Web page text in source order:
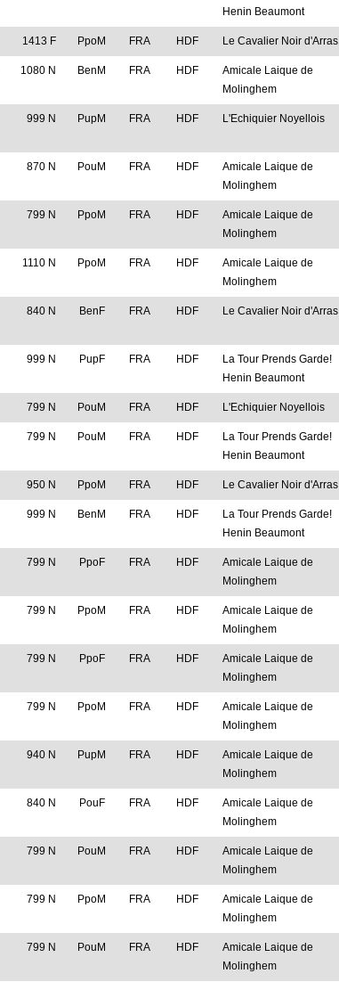
Henin Beaumont
1413 F PpoM FRA HDF Le Cavalier Noir d'Arras
1080 N BenM FRA HDF
Amicale Laique de
Molinghem
999 N PupM FRA HDF L'Echiquier Noyellois
870 N PouM FRA HDF
Amicale Laique de
Molinghem
799 N PpoM FRA HDF
Amicale Laique de
Molinghem
1110 N PpoM FRA HDF
Amicale Laique de
Molinghem
840 N BenF FRA HDF Le Cavalier Noir d'Arras
999 N PupF FRA HDF
La Tour Prends Garde!
Henin Beaumont
799 N PouM FRA HDF L'Echiquier Noyellois
799 N PouM FRA HDF
La Tour Prends Garde!
Henin Beaumont
950 N PpoM FRA HDF Le Cavalier Noir d'Arras
999 N BenM FRA HDF
La Tour Prends Garde!
Henin Beaumont
799 N PpoF FRA HDF
Amicale Laique de
Molinghem
799 N PpoM FRA HDF
Amicale Laique de
Molinghem
799 N PpoF FRA HDF
Amicale Laique de
Molinghem
799 N PpoM FRA HDF
Amicale Laique de
Molinghem
940 N PupM FRA HDF
Amicale Laique de
Molinghem
840 N PouF FRA HDF
Amicale Laique de
Molinghem
799 N PouM FRA HDF
Amicale Laique de
Molinghem
799 N PpoM FRA HDF
Amicale Laique de
Molinghem
799 N PouM FRA HDF
Amicale Laique de
Molinghem